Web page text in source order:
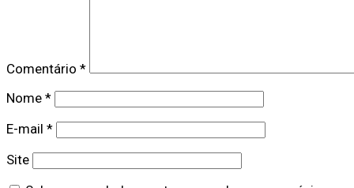
Comentário *
Nome *
E-mail *
Site